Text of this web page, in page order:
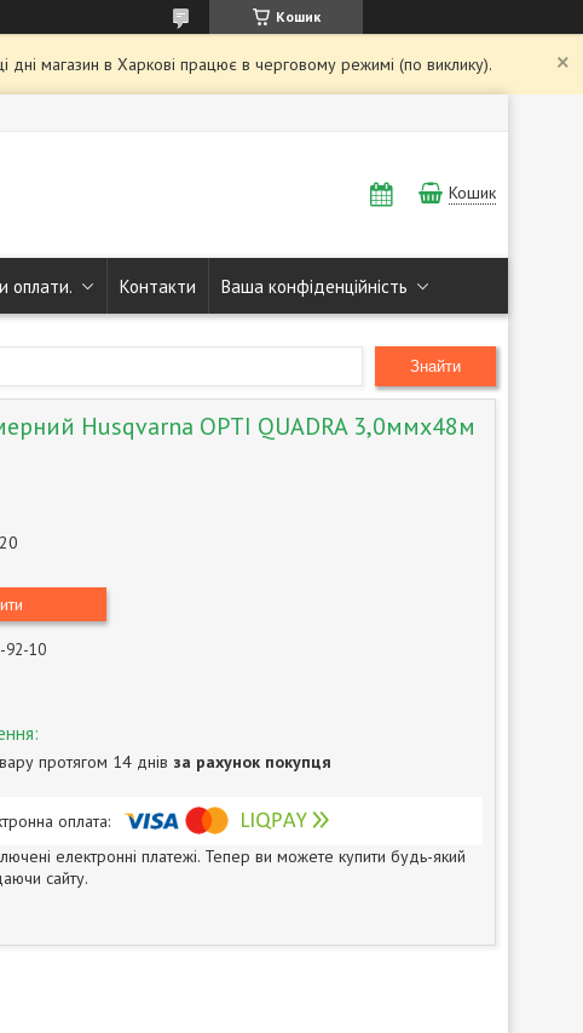
Кошик
магазин в Харкові працює в черговому режимі (по виклику).
Кошик
оплати. Контакти Ваша конфіденційність
Знайти
Husqvarna OPTI QUADRA 3,0ммx48м
92-10
протягом 14 днів за рахунок покупця
електронні платежі. Тепер ви можете купити будь-який
сайту.